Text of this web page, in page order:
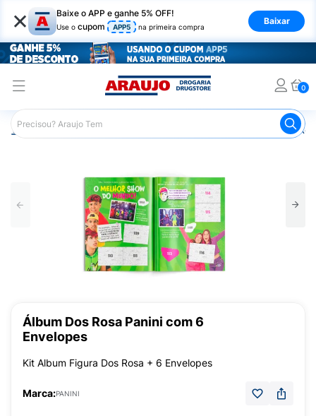
× Baixe o APP e ganhe 5% OFF!
Use o cupom APP5 na primeira compra
Baixar
0
Araujo Mercado Álbum Dos
Álbum Dos Rosa Panini com 6
Envelopes
Kit Album Figura Dos Rosa + 6 Envelopes
Marca:PANINI